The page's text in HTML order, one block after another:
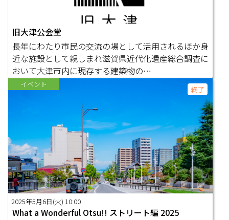
旧大津公会堂
長年にわたり市民の交流の場として活用されるほか身
近な施設として親しまれ滋賀県近代化遺産総合調査に
おいて大津市内に現存する建築物の…
イベント
終了
2025年5月6日(火) 10:00
What a Wonderful Otsu!! ストリート編 2025